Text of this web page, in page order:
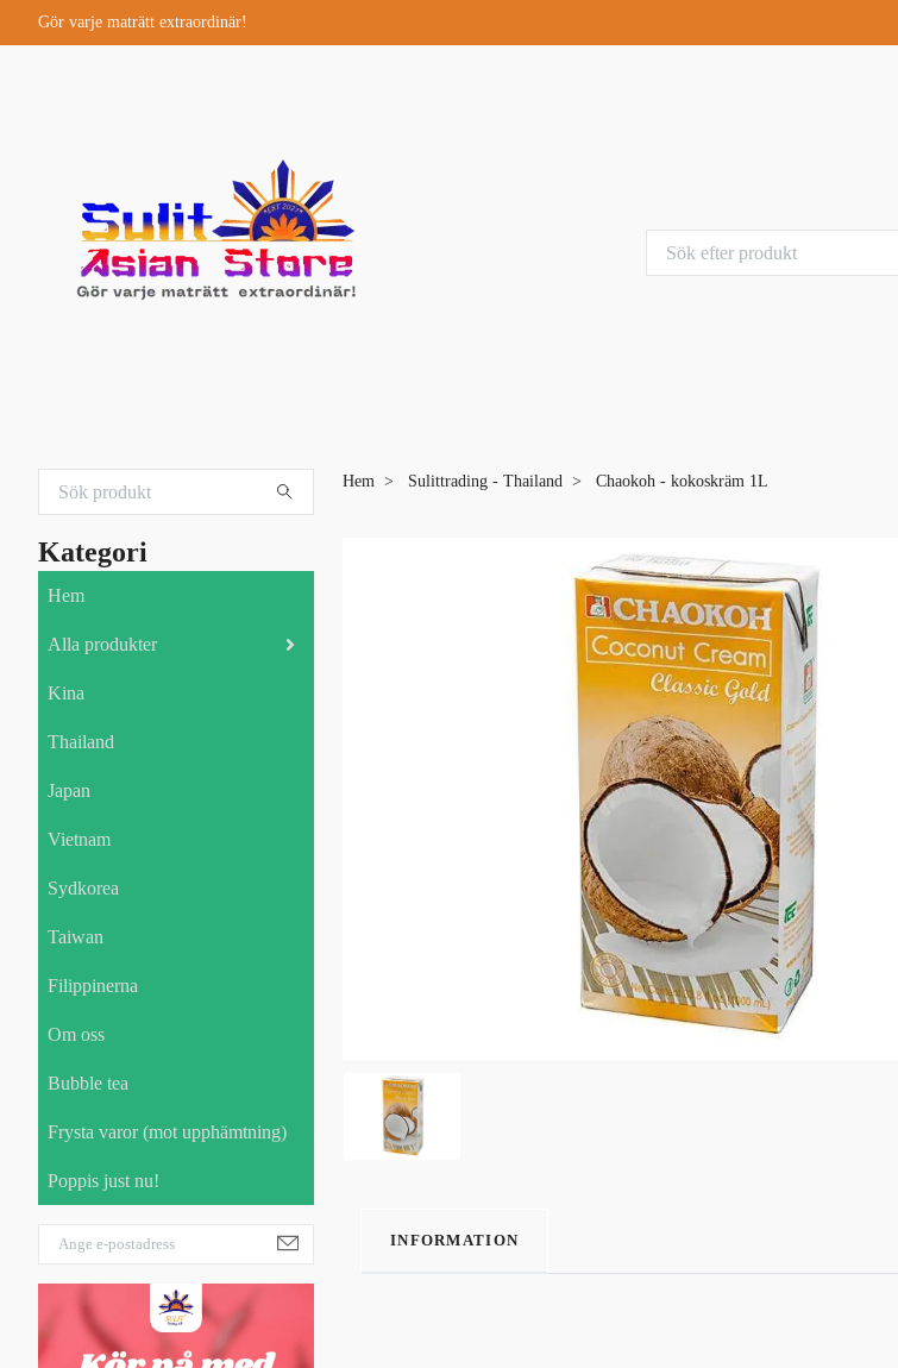
Gör varje maträtt extraordinär!
Kategori
Hem
Alla produkter
Kina
Thailand
Japan
Vietnam
Sydkorea
Taiwan
Filippinerna
Om oss
Bubble tea
Frysta varor (mot upphämtning)
Poppis just nu!
Hem Sulittrading - Thailand Chaokoh - kokoskräm 1L
INFORMATION